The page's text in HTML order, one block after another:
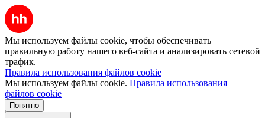
Мы используем файлы cookie, чтобы обеспечивать
правильную работу нашего веб-сайта и анализировать сетевой
трафик.
Правила использования файлов cookie
Мы используем файлы cookie. Правила использования
файлов cookie
Понятно